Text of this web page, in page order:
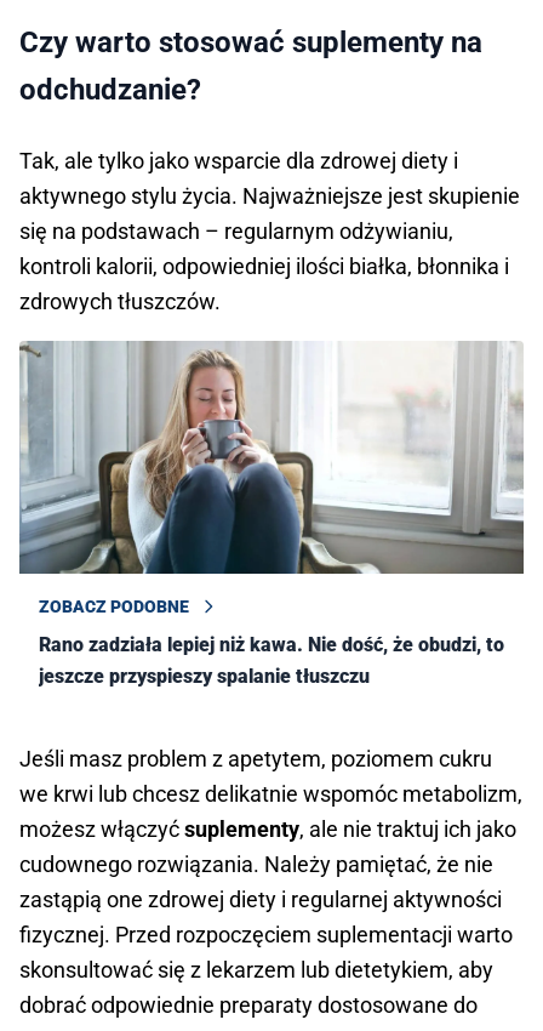
Czy warto stosować suplementy na
odchudzanie?
Tak, ale tylko jako wsparcie dla zdrowej diety i
aktywnego stylu życia. Najważniejsze jest skupienie
się na podstawach – regularnym odżywianiu,
kontroli kalorii, odpowiedniej ilości białka, błonnika i
zdrowych tłuszczów.
ZOBACZ PODOBNE
Rano zadziała lepiej niż kawa. Nie dość, że obudzi, to
jeszcze przyspieszy spalanie tłuszczu
Jeśli masz problem z apetytem, poziomem cukru
we krwi lub chcesz delikatnie wspomóc metabolizm,
możesz włączyćsuplementy, ale nie traktuj ich jako
cudownego rozwiązania. Należy pamiętać, że nie
zastąpią one zdrowej diety i regularnej aktywności
fizycznej. Przed rozpoczęciem suplementacji warto
skonsultować się z lekarzem lub dietetykiem, aby
dobrać odpowiednie preparaty dostosowane do